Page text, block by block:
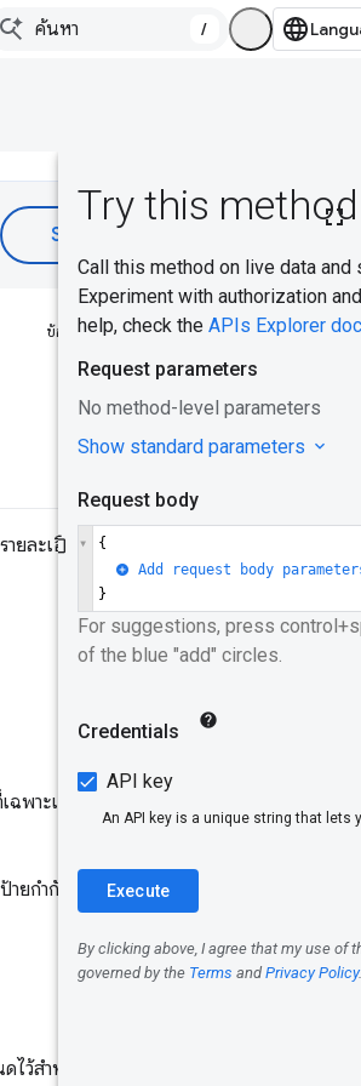
/
ข้อมูลนี้มีประโยชน์ไหม
ละเอียดหน้าเว็บและต้นทางโดย
าะเจาะจง เช่น "ดูแนวโน้ม UX
ายกำกับเป็นชื่อพหูพจน์ (เช่น
ว้สําหรับการใช้งาน